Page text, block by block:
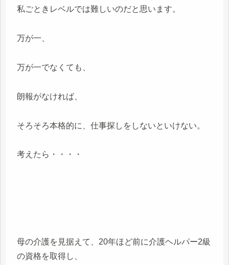
私ごときレベルでは難しいのだと思います。
万が一、
万が一でなくても、
朗報がなければ、
そろそろ本格的に、仕事探しをしないといけない。
考えたら・・・・
母の介護を見据えて、20年ほど前に介護ヘルパー2級
の資格を取得し、